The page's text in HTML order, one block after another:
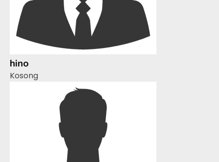
hino
Kosong